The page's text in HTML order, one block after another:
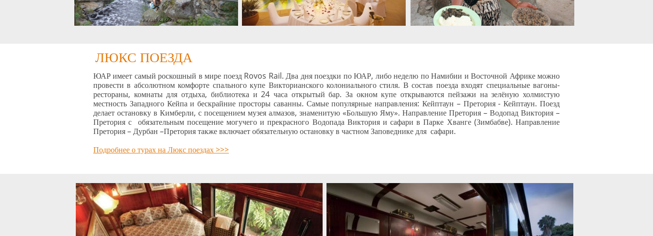
ЮАР имеет самый роскошный в мире поезд Rovos Rail. Два дня поездки по ЮАР, либо неделю по Намибии и Восточной Африке можно
провести в абсолютном комфорте спального купе Викторианского колониального стиля. В состав поезда входят специальные вагоны-
рестораны, комнаты для отдыха, библиотека и 24 часа открытый бар. За окном купе открываются пейзажи на зелёную холмистую
местность Западного Кейпа и бескрайние просторы саванны. Самые популярные направления: Кейптаун – Претория - Кейптаун. Поезд
делает остановку в Кимберли, с посещением музея алмазов, знаменитую «Большую Яму». Направление Претория – Водопад Виктория –
Претория с обязательным посещение могучего и прекрасного Водопада Виктория и сафари в Парке Хванге (Зимбабве). Направление
Претория – Дурбан –Претория также включает обязательную остановку в частном Заповеднике для сафари.
Подробнее о турах на Люкс поездах >>>
ЛЮКС ПОЕЗДА